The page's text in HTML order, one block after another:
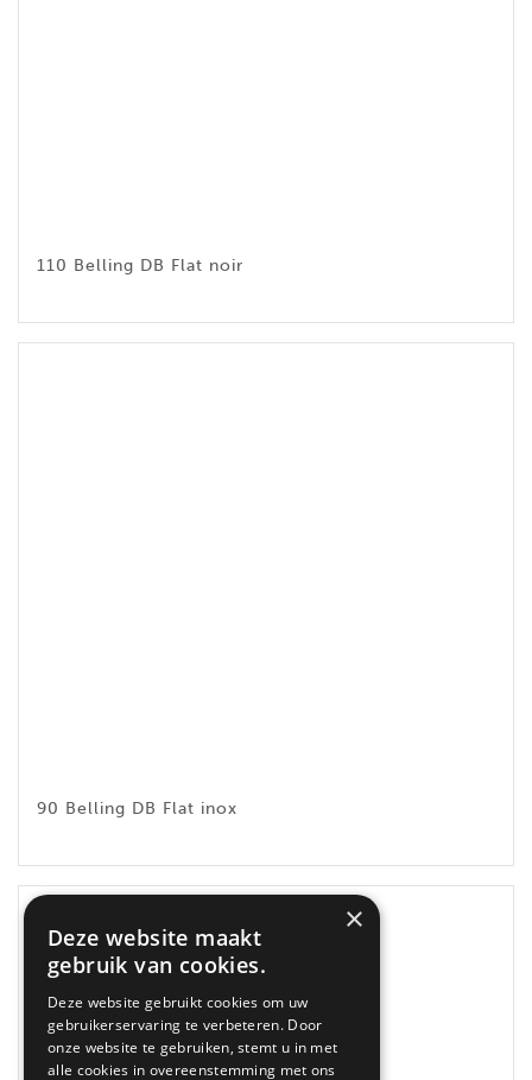
110 Belling DB Flat noir
90 Belling DB Flat inox
×
Deze website maakt
gebruik van cookies.
Deze website gebruikt cookies om uw
gebruikerservaring te verbeteren. Door
onze website te gebruiken, stemt u in met
alle cookies in overeenstemming met ons